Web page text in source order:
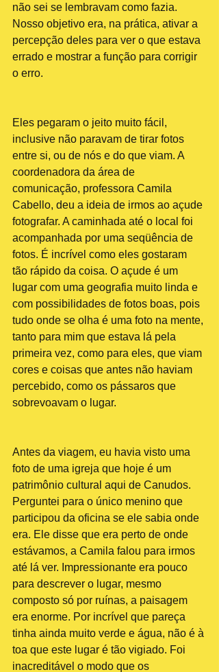
não sei se lembravam como fazia.
Nosso objetivo era, na prática, ativar a
percepção deles para ver o que estava
errado e mostrar a função para corrigir
o erro.
Eles pegaram o jeito muito fácil,
inclusive não paravam de tirar fotos
entre si, ou de nós e do que viam. A
coordenadora da área de
comunicação, professora Camila
Cabello, deu a ideia de irmos ao açude
fotografar. A caminhada até o local foi
acompanhada por uma seqüência de
fotos. É incrível como eles gostaram
tão rápido da coisa. O açude é um
lugar com uma geografia muito linda e
com possibilidades de fotos boas, pois
tudo onde se olha é uma foto na mente,
tanto para mim que estava lá pela
primeira vez, como para eles, que viam
cores e coisas que antes não haviam
percebido, como os pássaros que
sobrevoavam o lugar.
Antes da viagem, eu havia visto uma
foto de uma igreja que hoje é um
patrimônio cultural aqui de Canudos.
Perguntei para o único menino que
participou da oficina se ele sabia onde
era. Ele disse que era perto de onde
estávamos, a Camila falou para irmos
até lá ver. Impressionante era pouco
para descrever o lugar, mesmo
composto só por ruínas, a paisagem
era enorme. Por incrível que pareça
tinha ainda muito verde e água, não é à
toa que este lugar é tão vigiado. Foi
inacreditável o modo que os